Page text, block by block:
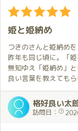
この快感を得られる
姫と姫納め
つきのさんと姫納めを
昨年も同じ頃に。「
無知ゆえ「姫納め」
良い言葉を教えても
言葉だけでなくプレ
今年は4回お相手して
毎回新鮮な体験と快
この歳になってこん
格好良い太
訪問日：